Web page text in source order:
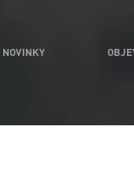
NOVINKY